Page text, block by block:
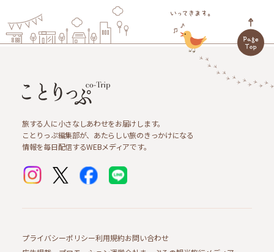
旅する人に小さなしあわせをお届けします。
ことりっぷ編集部が、あたらしい旅のきっかけになる
情報を毎日配信するWEBメディアです。
プライバシーポリシー利用規約お問い合わせ